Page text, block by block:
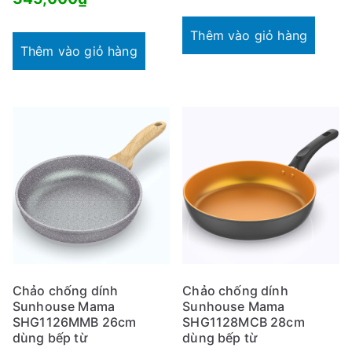
Thêm vào giỏ hàng
Thêm vào giỏ hàng
Chảo chống dính
Sunhouse Mama
SHG1126MMB 26cm
dùng bếp từ
Chảo chống dính
Sunhouse Mama
SHG1128MCB 28cm
dùng bếp từ